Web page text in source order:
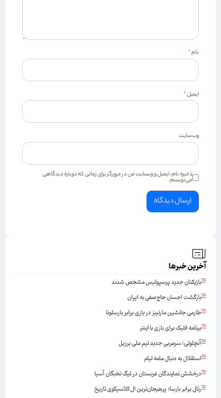
نام*
ایمیل*
وب‌سایت
ذخیره نام، ایمیل و وبسایت من در مرورگر برای زمانی که دوباره دیدگاهی
می‌نویسم.
آخرین خبرها
بازیکنان جدید پرسپولیس مشخص شدند
بازگشت احسان حاج‌صفی به ایران
طارمی جانشین مارتینز در بازی برابر بارسلونا
برنامه فلیک برای بازی با اینتر
آنچلوتی؛ سرمربی جدید تیم ملی برزیل
استقلال به دنبال مامه تیام
درخشش نمایندگان عربستان در لیگ نخبگان آسیا
رئال برابر بارسا؛ پرهیجان‌‌ترین ال‌کلاسیکوی تاریخ